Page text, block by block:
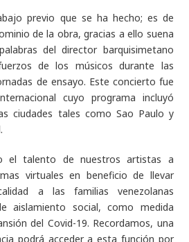
previo que se ha hecho; es de
de la obra, gracias a ello suena
del director barquisimetano
de los músicos durante las
de ensayo. Este concierto fue
cuyo programa incluyó
ciudades tales como Sao Paulo y
el talento de nuestros artistas a
virtuales en beneficio de llevar
a las familias venezolanas
aislamiento social, como medida
del Covid-19. Recordamos, una
podrá acceder a esta función por